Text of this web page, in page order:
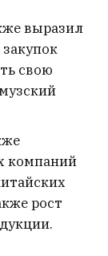
выразил
свою
компаний
рост
в
а